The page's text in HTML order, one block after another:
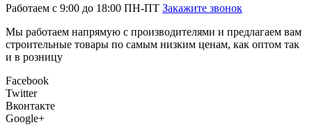
Работаем с 9:00 до 18:00 ПН-ПТ Закажите звонок
Мы работаем напрямую с производителями и предлагаем вам
строительные товары по самым низким ценам, как оптом так
и в розницу
Facebook
Twitter
Вконтакте
Google+